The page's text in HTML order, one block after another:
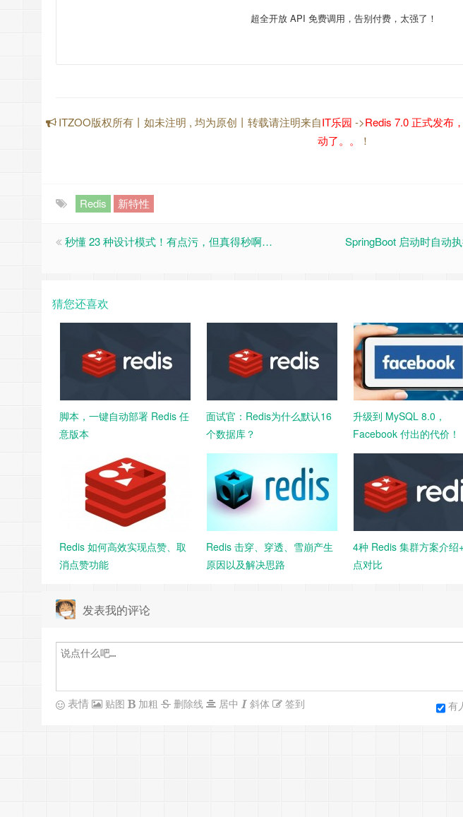
超全开放 API 免费调用，告别付费，太强了！
ITZOO版权所有丨如未注明 , 均为原创丨转载请注明来自IT乐园 ->Redis 7.0 正式发布
动了。。
！
Redis 新特性
秒懂 23 种设计模式！有点污，但真得秒啊… SpringBoot 启动时自动
猜您还喜欢
脚本，一键自动部署 Redis 任
意版本
面试官：Redis为什么默认16
个数据库？
升级到 MySQL 8.0，
Facebook 付出的代价！
Redis 如何高效实现点赞、取
消点赞功能
Redis 击穿、穿透、雪崩产生
原因以及解决思路
4种 Redis 集群方案介绍
点对比
发表我的评论
有
表情 贴图 加粗 删除线 居中 斜体 签到